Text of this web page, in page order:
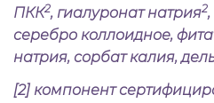
ПКК2, гиалуронат натрия2
серебро коллоидное,
натрия, сорбат калия,
[2] компонент